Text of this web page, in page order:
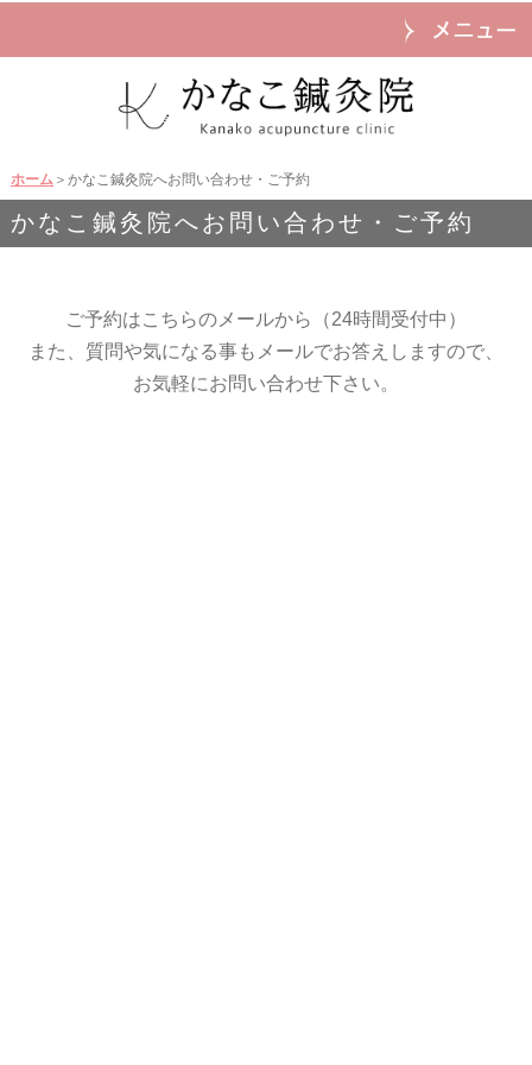
ホーム＞かなこ鍼灸院へお問い合わせ・ご予約
かなこ鍼灸院へお問い合わせ・ご予約
ご予約はこちらのメールから（24時間受付中）
また、質問や気になる事もメールでお答えしますので、
お気軽にお問い合わせ下さい。